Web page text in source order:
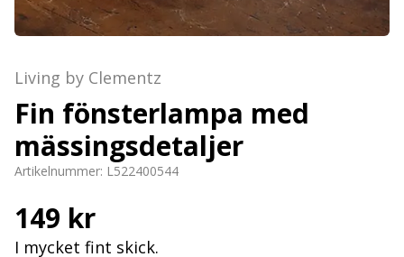
Living by Clementz
Fin fönsterlampa med
mässingsdetaljer
Artikelnummer: L522400544
149 kr
I mycket fint skick.